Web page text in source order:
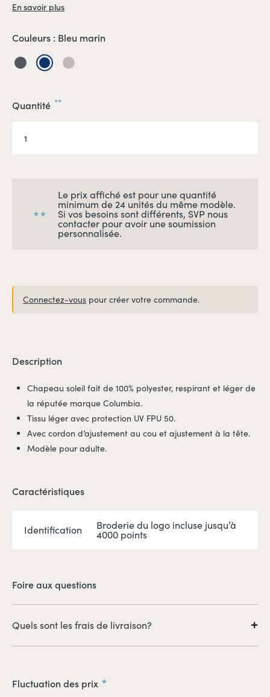
En savoir plus
Couleurs : Bleu marin
Charcoal
Bleu
marin
Beige
Quantité **
Le prix affiché est pour une quantité
minimum de 24 unités du même modèle.
Si vos besoins sont différents, SVP nous
contacter pour avoir une soumission
personnalisée.
Connectez-vous pour créer votre commande.
Description
Chapeau soleil fait de 100% polyester, respirant et léger de
la réputée marque Columbia.
Tissu léger avec protection UV FPU 50.
Avec cordon d’ajustement au cou et ajustement à la tête.
Modèle pour adulte.
Caractéristiques
Identification Broderie du logo incluse jusqu’à
4000 points
Foire aux questions
Quels sont les frais de livraison?
l'expédition des produits (adresses de livraison, quantités
expédiées, etc.).
Fluctuation des prix